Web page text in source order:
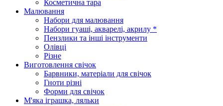
Косметична тара
Малювання
Набори для малювання
Набори гуаші, акварелі, акрилу *
Пензлики та інші інструменти
Олівці
Різне
Виготовлення свічок
Барвники, матеріали для свічок
Гноти різні
Форми для свічок
М'яка іграшка, ляльки